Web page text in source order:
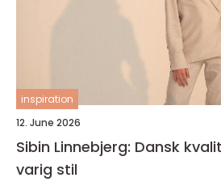
inspiration
12. June 2026
Sibin Linnebjerg: Dansk
varig stil